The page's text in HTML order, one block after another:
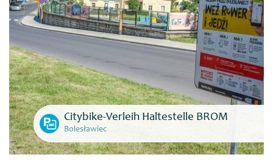
Citybike-Verleih Haltestelle BROM
Bolesławiec